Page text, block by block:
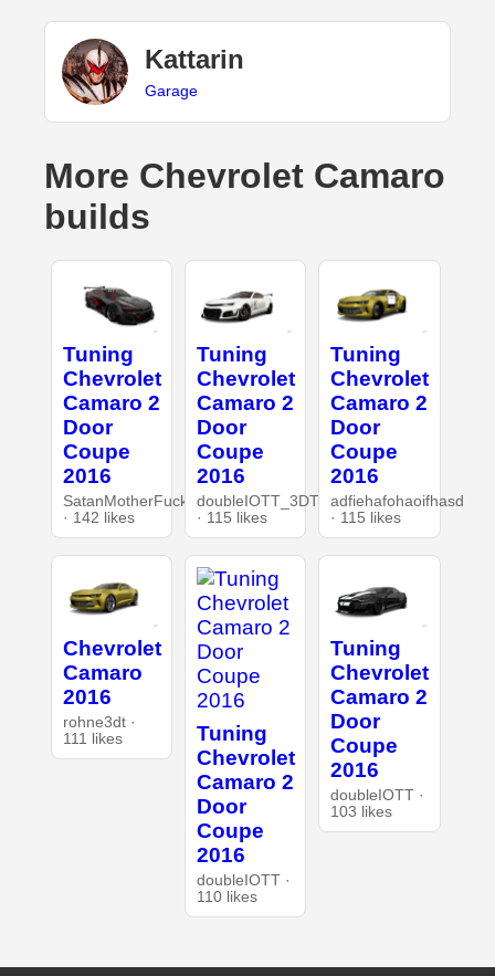
Kattarin
Garage
More Chevrolet Camaro
builds
Tuning
Chevrolet
Camaro 2
Door
Coupe
2016
SatanMotherFucker
· 142 likes
Tuning
Chevrolet
Camaro 2
Door
Coupe
2016
doubleIOTT_3DT
· 115 likes
Tuning
Chevrolet
Camaro 2
Door
Coupe
2016
adfiehafohaoifhasd
· 115 likes
Chevrolet
Camaro
2016
rohne3dt ·
111 likes
Tuning
Chevrolet
Camaro 2
Door
Coupe
2016
doubleIOTT ·
110 likes
Tuning
Chevrolet
Camaro 2
Door
Coupe
2016
doubleIOTT ·
103 likes